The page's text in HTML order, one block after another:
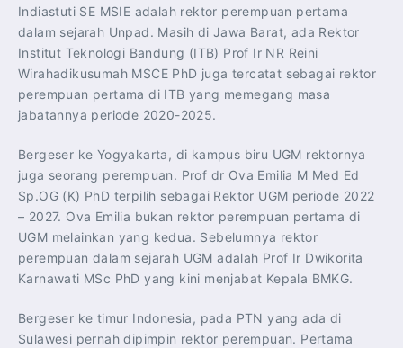
Indiastuti SE MSIE adalah rektor perempuan pertama
dalam sejarah Unpad. Masih di Jawa Barat, ada Rektor
Institut Teknologi Bandung (ITB) Prof Ir NR Reini
Wirahadikusumah MSCE PhD juga tercatat sebagai rektor
perempuan pertama di ITB yang memegang masa
jabatannya periode 2020-2025.
Bergeser ke Yogyakarta, di kampus biru UGM rektornya
juga seorang perempuan. Prof dr Ova Emilia M Med Ed
Sp.OG (K) PhD terpilih sebagai Rektor UGM periode 2022
– 2027. Ova Emilia bukan rektor perempuan pertama di
UGM melainkan yang kedua. Sebelumnya rektor
perempuan dalam sejarah UGM adalah Prof Ir Dwikorita
Karnawati MSc PhD yang kini menjabat Kepala BMKG.
Bergeser ke timur Indonesia, pada PTN yang ada di
Sulawesi pernah dipimpin rektor perempuan. Pertama